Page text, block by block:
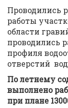
Проводились
работы
области
проводились
профиля
отверстий
По летнему
выполнено
при плане